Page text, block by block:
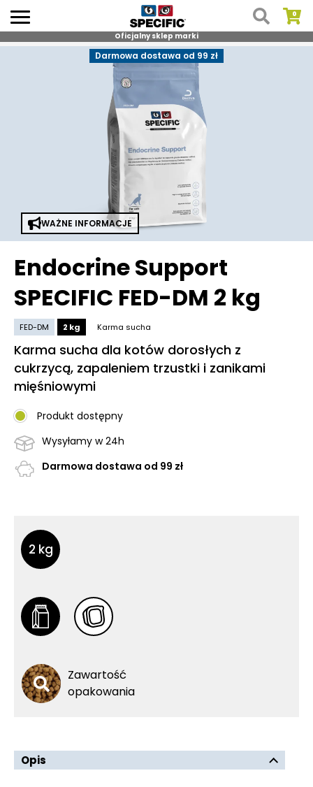
Skip
Oficjalny sklep marki
Darmowa dostawa od 99 zł
WAŻNE INFORMACJE
Endocrine Support
SPECIFIC FED-DM 2 kg
FED-DM 2 kg Karma sucha
Karma sucha dla kotów dorosłych z
cukrzycą, zapaleniem trzustki i zanikami
mięśniowymi
Produkt dostępny
Wysyłamy w 24h
Darmowa dostawa od 99 zł
Inne opakowania
2 kg
Inne opakowania
Zawartość
opakowania
Opis